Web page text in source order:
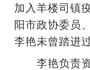
加入羊楼司镇
阳市政协委员
李艳未曾踏进
李艳负责资